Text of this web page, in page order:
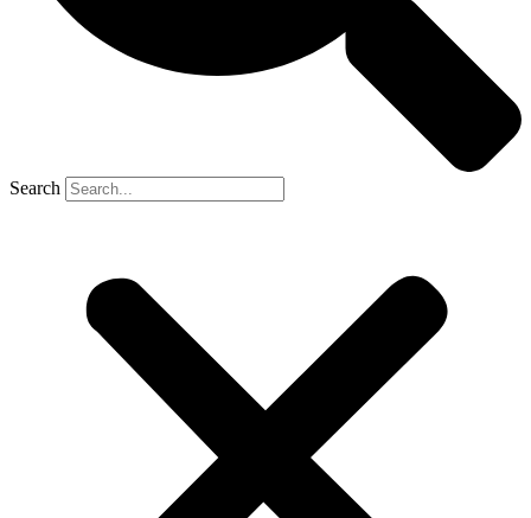
Search